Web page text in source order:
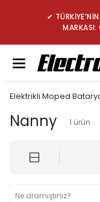
✔
MARKASI:
Elektrikli Moped
Nanny 1 ürün